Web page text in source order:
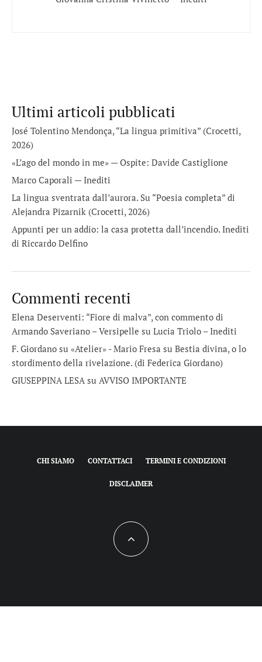
Ultimi articoli pubblicati
José Tolentino Mendonça, “La lingua primitiva” (Crocetti,
2026)
«L’ago del mondo in me» — Ospite: Davide Castiglione
Marco Caporali — Inediti
La lingua sventrata dall’aurora. Su “Poesia completa” di
Alejandra Pizarnik (Crocetti, 2026)
Appunti per un addio: la casa protetta dall’incendio. Inediti
di Riccardo Delfino
Commenti recenti
Elena Deserventi: “Fiore di malva”, con commento di
Armando Saveriano – Versipelle su Lucia Triolo – Inediti
F. Giordano su «Atelier» - Mario Fresa su Bestia divina, o lo
stordimento della rivelazione. (di Federica Giordano)
GIUSEPPINA LESA su AVVISO IMPORTANTE
CHI SIAMO CONTATTACI TERMINI E CONDIZIONI
DISCLAIMER